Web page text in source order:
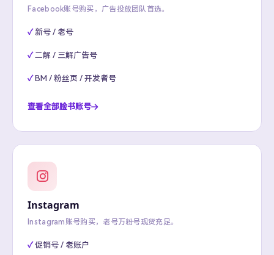
Facebook账号购买，广告投放团队首选。
新号 / 老号
二解 / 三解广告号
BM / 粉丝页 / 开发者号
查看全部脸书账号
Instagram
Instagram账号购买，老号万粉号现货充足。
促销号 / 老账户